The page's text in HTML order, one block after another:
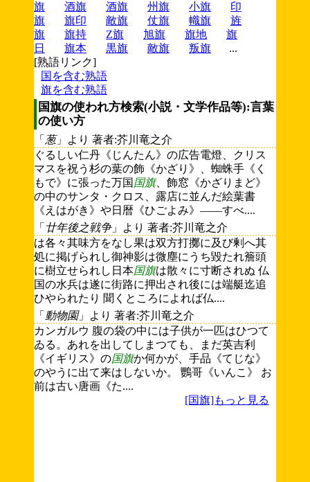
旗
酒旗 酒旗 州旗 小旗
印
旗
旗印 敵旗 仗旗 幟旗
旌
旗
旗持 Z旗 旭旗 旗地
旗
日
旗本 黒旗 敵旗 叛旗
...
[熟語リンク]
国を含む熟語
旗を含む熟語
国旗の使われ方検索(小説・文学作品等):言葉
の使い方
「 葱」より 著者:芥川竜之介
ぐるしい仁丹《じんたん》の広告電燈、クリス
マスを祝う杉の葉の飾《かざり》、蜘蛛手《く
もで》に張った万国国旗、飾窓《かざりまど》
の中のサンタ・クロス、露店に並んだ絵葉書
《えはがき》や日暦《ひごよみ》――すべ....
「 廿年後之戦争」より 著者:芥川竜之介
は各々其味方をなし果は双方打擲に及び剰へ其
処に掲げられし御神影は微塵にうち毀たれ簷頭
に樹立せられし日本国旗は散々に寸断されぬ 仏
国の水兵は遂に街路に押出され後には端艇迄追
ひやられたり 聞くところによれば仏....
「 動物園」より 著者:芥川竜之介
カンガルウ 腹の袋の中には子供が一匹はひつて
ゐる。あれを出してしまつても、まだ英吉利
《イギリス》の国旗か何かが、手品《てじな》
のやうに出て来はしないか。 鸚哥《いんこ》 お
前は古い唐画《た....
[国旗]もっと見る